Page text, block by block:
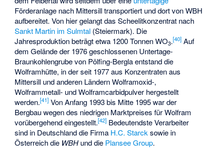
Förderanlage nach Mittersill transportiert und dort von WBH
aufbereitet. Von hier gelangt das Scheelitkonzentrat nach
Sankt Martin im Sulmtal (Steiermark). Die
Jahresproduktion beträgt etwa 1200 Tonnen WO3.[40] Auf
dem Gelände der 1976 geschlossenen Untertage-
Braunkohlengrube von Pölfing-Bergla entstand die
Wolframhütte, in der seit 1977 aus Konzentraten aus
Mittersill und anderen Ländern Wolframoxid-,
Wolframmetall- und Wolframcarbidpulver hergestellt
werden.[41] Von Anfang 1993 bis Mitte 1995 war der
Bergbau wegen des niedrigen Marktpreises für Wolfram
vorübergehend eingestellt.[42] Bedeutendste Verarbeiter
sind in Deutschland die Firma H.C. Starck sowie in
Österreich die WBHund die Plansee Group.